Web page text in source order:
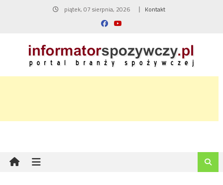
piątek, 07 sierpnia, 2026 Kontakt